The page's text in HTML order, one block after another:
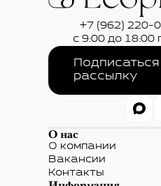
+7 (962) 220-
с 9:00 до 18:00
Подписаться
рассылку
О нас
О компании
Вакансии
Контакты